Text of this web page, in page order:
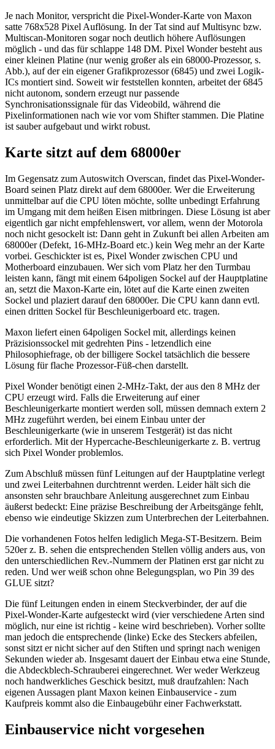
Je nach Monitor, verspricht die Pixel-Wonder-Karte von Maxon
satte 768x528 Pixel Auflösung. In der Tat sind auf Multisync bzw.
Multiscan-Monitoren sogar noch deutlich höhere Auflösungen
möglich - und das für schlappe 148 DM. Pixel Wonder besteht aus
einer kleinen Platine (nur wenig großer als ein 68000-Prozessor, s.
Abb.), auf der ein eigener Grafikprozessor (6845) und zwei Logik-
ICs montiert sind. Soweit wir feststellen konnten, arbeitet der 6845
nicht autonom, sondern erzeugt nur passende
Synchronisationssignale für das Videobild, während die
Pixelinformationen nach wie vor vom Shifter stammen. Die Platine
ist sauber aufgebaut und wirkt robust.
Karte sitzt auf dem 68000er
Im Gegensatz zum Autoswitch Overscan, findet das Pixel-Wonder-
Board seinen Platz direkt auf dem 68000er. Wer die Erweiterung
unmittelbar auf die CPU löten möchte, sollte unbedingt Erfahrung
im Umgang mit dem heißen Eisen mitbringen. Diese Lösung ist aber
eigentlich gar nicht empfehlenswert, vor allem, wenn der Motorola
noch nicht gesockelt ist: Dann geht in Zukunft bei allen Arbeiten am
68000er (Defekt, 16-MHz-Board etc.) kein Weg mehr an der Karte
vorbei. Geschickter ist es, Pixel Wonder zwischen CPU und
Motherboard einzubauen. Wer sich vom Platz her den Turmbau
leisten kann, fängt mit einem 64poligen Sockel auf der Hauptplatine
an, setzt die Maxon-Karte ein, lötet auf die Karte einen zweiten
Sockel und plaziert darauf den 68000er. Die CPU kann dann evtl.
einen dritten Sockel für Beschleunigerboard etc. tragen.
Maxon liefert einen 64poligen Sockel mit, allerdings keinen
Präzisionssockel mit gedrehten Pins - letzendlich eine
Philosophiefrage, ob der billigere Sockel tatsächlich die bessere
Lösung für flache Prozessor-Füß-chen darstellt.
Pixel Wonder benötigt einen 2-MHz-Takt, der aus den 8 MHz der
CPU erzeugt wird. Falls die Erweiterung auf einer
Beschleunigerkarte montiert werden soll, müssen demnach extern 2
MHz zugeführt werden, bei einem Einbau unter der
Beschleunigerkarte (wie in unserem Testgerät) ist das nicht
erforderlich. Mit der Hypercache-Beschleunigerkarte z. B. vertrug
sich Pixel Wonder problemlos.
Zum Abschluß müssen fünf Leitungen auf der Hauptplatine verlegt
und zwei Leiterbahnen durchtrennt werden. Leider hält sich die
ansonsten sehr brauchbare Anleitung ausgerechnet zum Einbau
äußerst bedeckt: Eine präzise Beschreibung der Arbeitsgänge fehlt,
ebenso wie eindeutige Skizzen zum Unterbrechen der Leiterbahnen.
Die vorhandenen Fotos helfen lediglich Mega-ST-Besitzern. Beim
520er z. B. sehen die entsprechenden Stellen völlig anders aus, von
den unterschiedlichen Rev.-Nummern der Platinen erst gar nicht zu
reden. Und wer weiß schon ohne Belegungsplan, wo Pin 39 des
GLUE sitzt?
Die fünf Leitungen enden in einem Steckverbinder, der auf die
Pixel-Wonder-Karte aufgesteckt wird (vier verschiedene Arten sind
möglich, nur eine ist richtig - keine wird beschrieben). Vorher sollte
man jedoch die entsprechende (linke) Ecke des Steckers abfeilen,
sonst sitzt er nicht sicher auf den Stiften und springt nach wenigen
Sekunden wieder ab. Insgesamt dauert der Einbau etwa eine Stunde,
die Abdeckblech-Schrauberei eingerechnet. Wer weder Werkzeug
noch handwerkliches Geschick besitzt, muß draufzahlen: Nach
eigenen Aussagen plant Maxon keinen Einbauservice - zum
Kaufpreis kommt also die Einbaugebühr einer Fachwerkstatt.
Einbauservice nicht vorgesehen